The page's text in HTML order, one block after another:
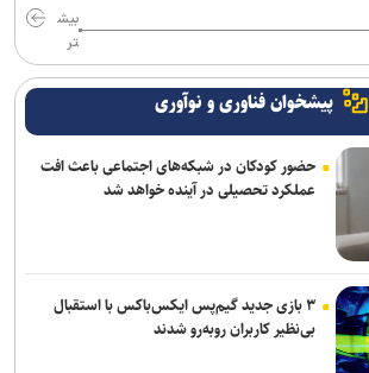
بیش
تر
پیشخوان فناوری و نوآوری
حضور کودکان در شبکه‌های اجتماعی باعث افت
عملکرد تحصیلی در آینده خواهد شد
۳ بازی جدید گیم‌پس ایکس‌باکس با استقبال
بی‌نظیر کاربران روبه‌رو شدند